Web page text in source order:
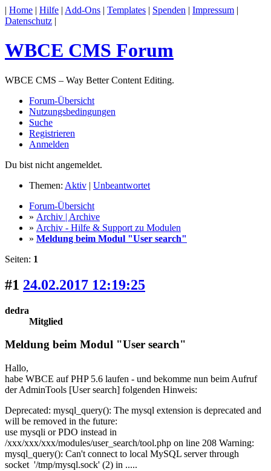
| Home | Hilfe | Add-Ons | Templates | Spenden | Impressum |
Datenschutz |
WBCE CMS Forum
WBCE CMS – Way Better Content Editing.
Forum-Übersicht
Nutzungsbedingungen
Suche
Registrieren
Anmelden
Du bist nicht angemeldet.
Themen: Aktiv | Unbeantwortet
Forum-Übersicht
» Archiv | Archive
» Archiv - Hilfe & Support zu Modulen
» Meldung beim Modul "User search"
Seiten: 1
#1 24.02.2017 12:19:25
dedra
Mitglied
Meldung beim Modul "User search"
Hallo,
habe WBCE auf PHP 5.6 laufen - und bekomme nun beim Aufruf
der AdminTools [User search] folgenden Hinweis:
Deprecated: mysql_query(): The mysql extension is deprecated and
will be removed in the future:
use mysqli or PDO instead in
/xxx/xxx/xxx/modules/user_search/tool.php on line 208 Warning:
mysql_query(): Can't connect to local MySQL server through
socket '/tmp/mysql.sock' (2) in .....